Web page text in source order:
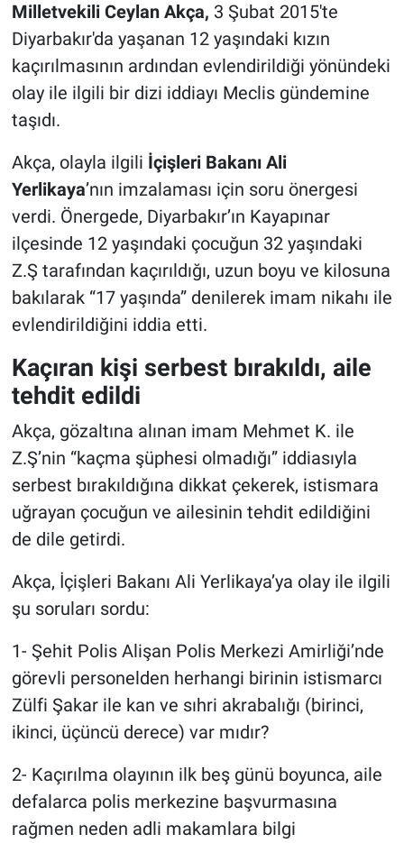
Milletvekili Ceylan Akça, 3 Şubat 2015'te
Diyarbakır'da yaşanan 12 yaşındaki kızın
kaçırılmasının ardından evlendirildiği yönündeki
olay ile ilgili bir dizi iddiayı Meclis gündemine
taşıdı.
Akça, olayla ilgili İçişleri Bakanı Ali
Yerlikaya’nın imzalaması için soru önergesi
verdi. Önergede, Diyarbakır’ın Kayapınar
ilçesinde 12 yaşındaki çocuğun 32 yaşındaki
Z.Ş tarafından kaçırıldığı, uzun boyu ve kilosuna
bakılarak “17 yaşında” denilerek imam nikahı ile
evlendirildiğini iddia etti.
Kaçıran kişi serbest bırakıldı, aile
tehdit edildi
Akça, gözaltına alınan imam Mehmet K. ile
Z.Ş’nin “kaçma şüphesi olmadığı” iddiasıyla
serbest bırakıldığına dikkat çekerek, istismara
uğrayan çocuğun ve ailesinin tehdit edildiğini
de dile getirdi.
Akça, İçişleri Bakanı Ali Yerlikaya’ya olay ile ilgili
şu soruları sordu:
1- Şehit Polis Alişan Polis Merkezi Amirliği’nde
görevli personelden herhangi birinin istismarcı
Zülfi Şakar ile kan ve sıhri akrabalığı (birinci,
ikinci, üçüncü derece) var mıdır?
2- Kaçırılma olayının ilk beş günü boyunca, aile
defalarca polis merkezine başvurmasına
rağmen neden adli makamlara bilgi